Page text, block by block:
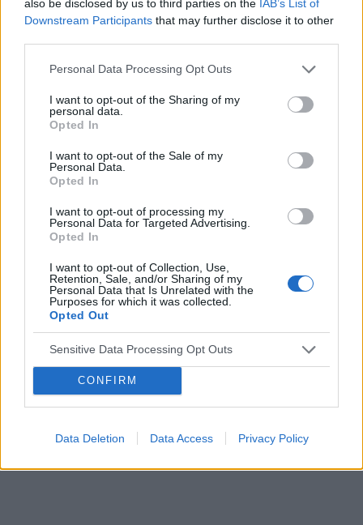
also be disclosed by us to third parties on the IAB’s List of
Downstream Participants that may further disclose it to other
Personal Data Processing Opt Outs
I want to opt-out of the Sharing of my
personal data.
Opted In
I want to opt-out of the Sale of my
Personal Data.
Opted In
I want to opt-out of processing my
Personal Data for Targeted Advertising.
Opted In
I want to opt-out of Collection, Use,
Retention, Sale, and/or Sharing of my
Personal Data that Is Unrelated with the
Purposes for which it was collected.
Opted Out
Sensitive Data Processing Opt Outs
CONFIRM
Data Deletion Data Access Privacy Policy
POPULARNE PORADY
napój, ale i... uczulenie lub cukrzyca!
Reklama: